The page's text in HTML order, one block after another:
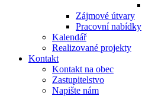
Zájmové útvary
Pracovní nabídky
Kalendář
Realizované projekty
Kontakt
Kontakt na obec
Zastupitelstvo
Napište nám